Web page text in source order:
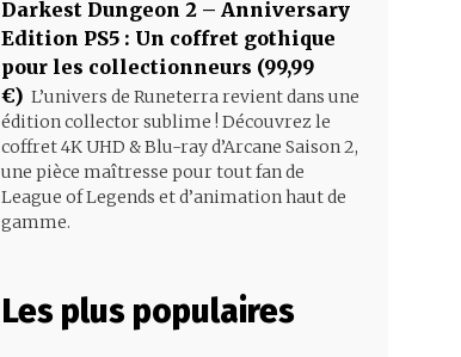
Darkest Dungeon 2 – Anniversary
Edition PS5 : Un coffret gothique
pour les collectionneurs (99,99
€) L’univers de Runeterra revient dans une
édition collector sublime ! Découvrez le
coffret 4K UHD & Blu-ray d’Arcane Saison 2,
une pièce maîtresse pour tout fan de
League of Legends et d’animation haut de
gamme.
Les plus populaires